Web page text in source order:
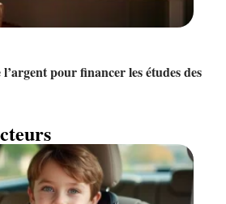
pour financer les études des